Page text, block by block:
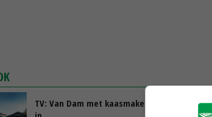
TV: Van Dam met kaasmaker de wei